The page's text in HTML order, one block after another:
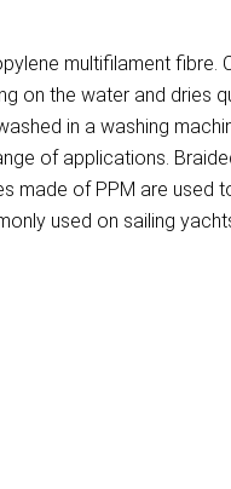
multifilament
on the water and dries
in a washing
of applications.
made of PPM are
used on sailing